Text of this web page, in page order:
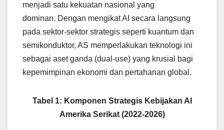
menjadi satu kekuatan nasional yang
dominan. Dengan mengikat AI secara langsung
pada sektor-sektor strategis seperti kuantum dan
semikonduktor, AS memperlakukan teknologi ini
sebagai aset ganda (dual-use) yang krusial bagi
kepemimpinan ekonomi dan pertahanan global.
Tabel 1: Komponen Strategis Kebijakan AI
Amerika Serikat (2022-2026)